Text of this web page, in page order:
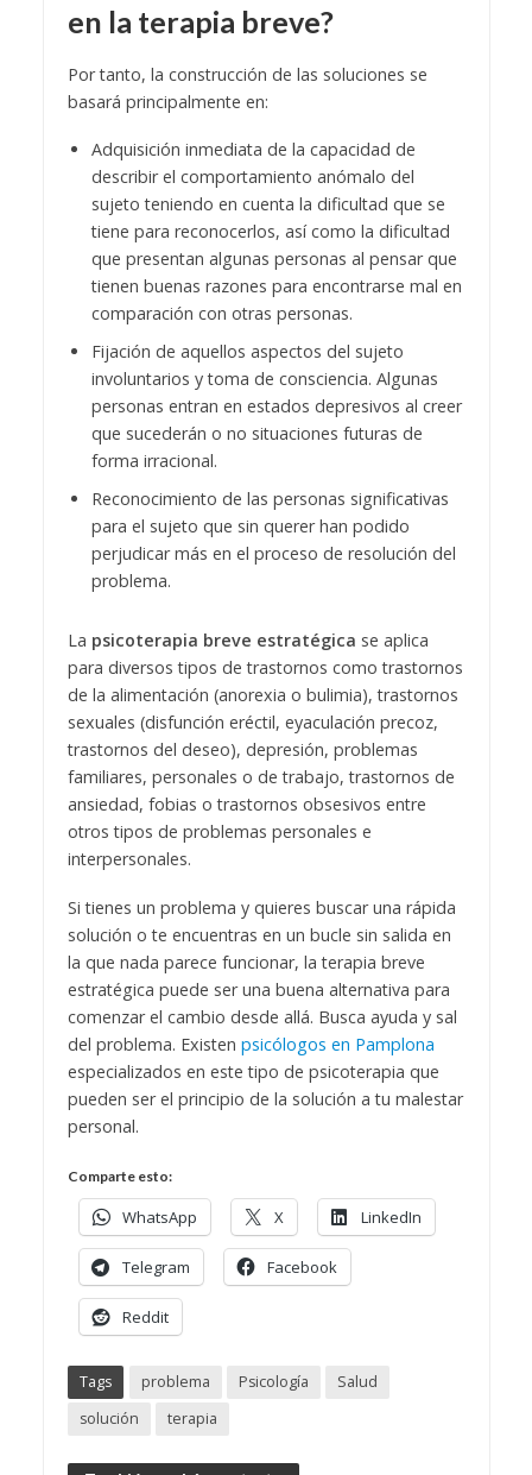
en la terapia breve?
Por tanto, la construcción de las soluciones se
basará principalmente en:
Adquisición inmediata de la capacidad de
describir el comportamiento anómalo del
sujeto teniendo en cuenta la dificultad que se
tiene para reconocerlos, así como la dificultad
que presentan algunas personas al pensar que
tienen buenas razones para encontrarse mal en
comparación con otras personas.
Fijación de aquellos aspectos del sujeto
involuntarios y toma de consciencia. Algunas
personas entran en estados depresivos al creer
que sucederán o no situaciones futuras de
forma irracional.
Reconocimiento de las personas significativas
para el sujeto que sin querer han podido
perjudicar más en el proceso de resolución del
problema.
La psicoterapia breve estratégica se aplica
para diversos tipos de trastornos como trastornos
de la alimentación (anorexia o bulimia), trastornos
sexuales (disfunción eréctil, eyaculación precoz,
trastornos del deseo), depresión, problemas
familiares, personales o de trabajo, trastornos de
ansiedad, fobias o trastornos obsesivos entre
otros tipos de problemas personales e
interpersonales.
Si tienes un problema y quieres buscar una rápida
solución o te encuentras en un bucle sin salida en
la que nada parece funcionar, la terapia breve
estratégica puede ser una buena alternativa para
comenzar el cambio desde allá. Busca ayuda y sal
del problema. Existen psicólogos en Pamplona
especializados en este tipo de psicoterapia que
pueden ser el principio de la solución a tu malestar
personal.
Comparte esto:
WhatsApp X LinkedIn
Telegram Facebook
Reddit
Tags problema Psicología
Salud
solución
terapia